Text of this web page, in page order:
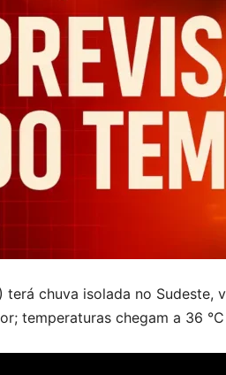
terá chuva isolada no Sudeste,
temperaturas chegam a 36